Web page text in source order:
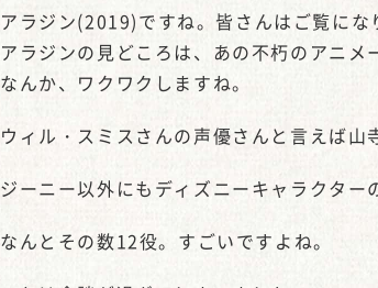
アラジン(2019)ですね。皆さんはご覧にな
アラジンの見どころは、あの不朽のアニメ
なんか、ワクワクしますね。
ウィル・スミスさんの声優さんと言えば山
ジーニー以外にもディズニーキャラクター
なんとその数12役。すごいですよね。